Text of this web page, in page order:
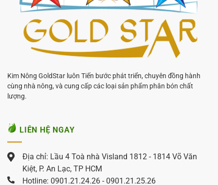
Kim Nông GoldStar luôn Tiến bước phát triển, chuyên đồng hành
cùng nhà nông, và cung cấp các loại sản phẩm phân bón chất
lượng.
LIÊN HỆ NGAY
Địa chỉ: Lầu 4 Toà nhà Visland 1812 - 1814 Võ Văn
Kiệt, P. An Lạc, TP HCM
Hotline: 0901.21.24.26 - 0901.21.25.26